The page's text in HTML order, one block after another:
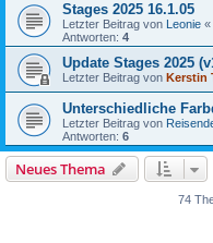
Stages 2025 16.1.05
Letzter Beitrag von Leonie «
Antworten: 4
Update Stages 2025
Letzter Beitrag von Kerstin
Unterschiedliche
Letzter Beitrag von
Antworten: 6
Neues Thema
74